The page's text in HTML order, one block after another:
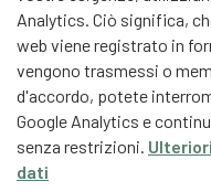
Analytics. Ciò significa,
web viene registrato in
vengono trasmessi o
d'accordo, potete
Google Analytics e
senza restrizioni.
dati
Partner di
Scuola